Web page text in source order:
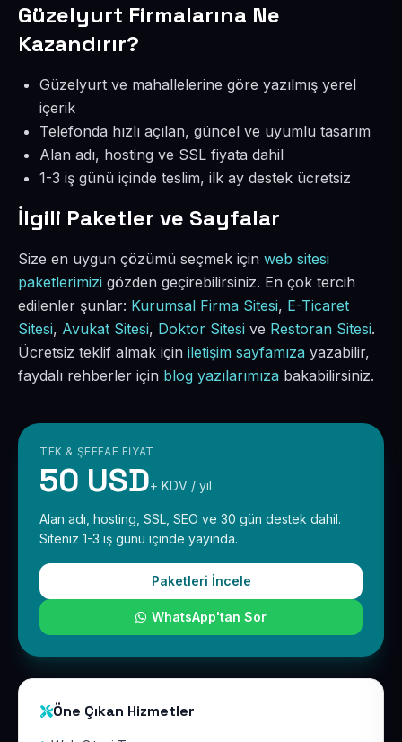
Güzelyurt Firmalarına Ne
Kazandırır?
Güzelyurt ve mahallelerine göre yazılmış yerel
içerik
Telefonda hızlı açılan, güncel ve uyumlu tasarım
Alan adı, hosting ve SSL fiyata dahil
1-3 iş günü içinde teslim, ilk ay destek ücretsiz
İlgili Paketler ve Sayfalar
Size en uygun çözümü seçmek için web sitesi
paketlerimizi gözden geçirebilirsiniz. En çok tercih
edilenler şunlar: Kurumsal Firma Sitesi, E-Ticaret
Sitesi, Avukat Sitesi, Doktor Sitesi ve Restoran Sitesi.
Ücretsiz teklif almak için iletişim sayfamıza yazabilir,
faydalı rehberler için blog yazılarımıza bakabilirsiniz.
TEK & ŞEFFAF FIYAT
50 USD+ KDV / yıl
Alan adı, hosting, SSL, SEO ve 30 gün destek dahil.
Siteniz 1-3 iş günü içinde yayında.
Paketleri İncele
WhatsApp'tan Sor
Öne Çıkan Hizmetler